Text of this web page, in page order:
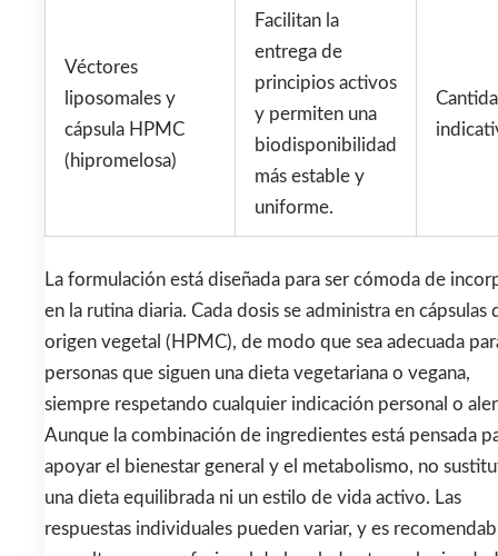
Véctores
liposomales y
cápsula HPMC
(hipromelosa)
Facilitan la
entrega de
principios activos
y permiten una
biodisponibilidad
más estable y
uniforme.
La formulación está diseñada para ser cómoda de
en la rutina diaria. Cada dosis se administra en cápsulas
origen vegetal (HPMC), de modo que sea adecuada
personas que siguen una dieta vegetariana o vegana,
siempre respetando cualquier indicación personal o
Aunque la combinación de ingredientes está pensada
apoyar el bienestar general y el metabolismo, no
una dieta equilibrada ni un estilo de vida activo. Las
respuestas individuales pueden variar, y es